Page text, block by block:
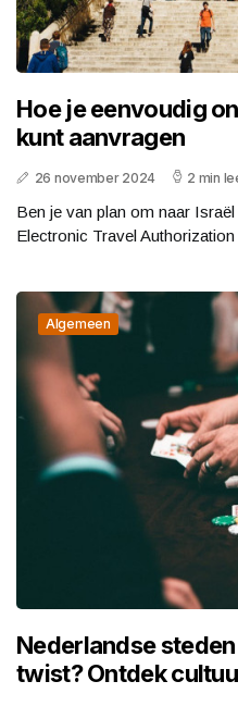
Hoe je eenvoudig
kunt aanvragen
26 november 2024 2 min
Ben je van plan om naar
Electronic Travel
Algemeen
Nederlandse
twist? Ontdek